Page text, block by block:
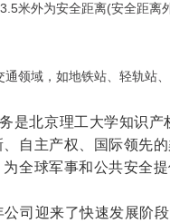
米外为安全距离(安全距
通领域，如地铁站、轻轨站
是北京理工大学知识
自主产权、国际领先
全球军事和公共安全提
司迎来了快速发展阶